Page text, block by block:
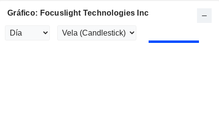
Gráfico: Focuslight Technologies Inc